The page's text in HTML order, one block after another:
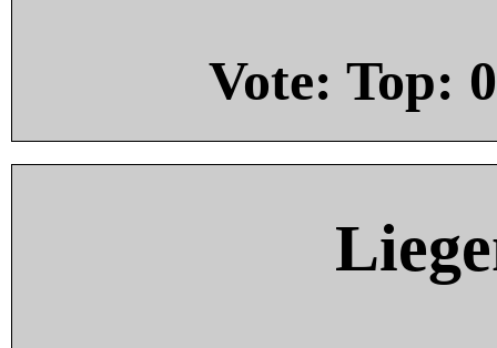
Vote: Top: 0